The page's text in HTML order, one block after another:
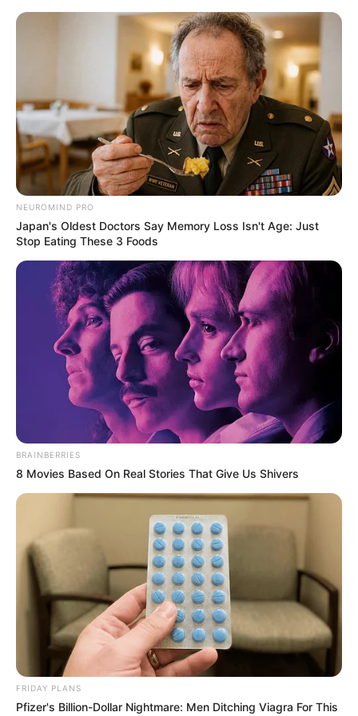
au
LE MEILLEUR PRONOSTIC
La Base du QUINTÉ au Special Tocard du PMU
Menu
QUINTÉ+ PRIX DE MUNICH PRONOSTIC
PMU 07-02-2026
Dernière mise à jour le7 février 2026 à 14:28
NEUROMIND PRO
Japan's Oldest Doctors Say Memory Loss Isn't Age: Just
Stop Eating These 3 Foods
BRAINBERRIES
8 Movies Based On Real Stories That Give Us Shivers
FRIDAY PLANS
Pfizer's Billion-Dollar Nightmare: Men Ditching Viagra For This